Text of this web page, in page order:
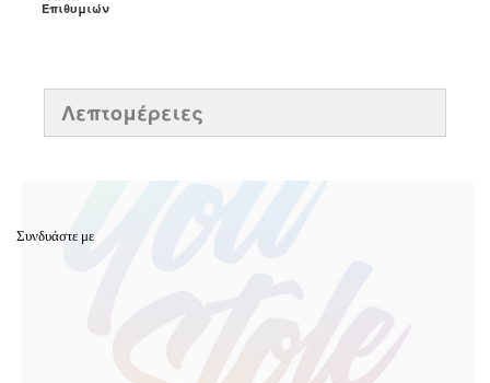
Επιθυμιών
Λεπτομέρειες
Συνδυάστε με